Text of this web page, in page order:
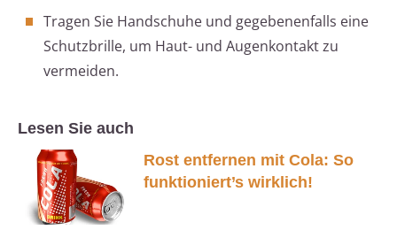
Tragen Sie Handschuhe und gegebenenfalls eine
Schutzbrille, um Haut- und Augenkontakt zu
vermeiden.
Lesen Sie auch
Rost entfernen mit Cola: So
funktioniert’s wirklich!